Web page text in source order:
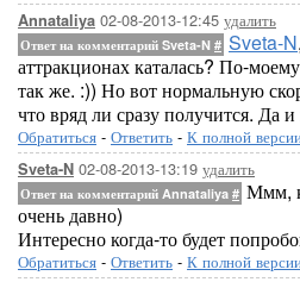
Annataliya 02-08-2013-12:45 удалить
Ответ на комментарий Sveta-N # Sveta-N
аттракционах каталась? По-
так же. :)) Но вот нормальную
что вряд ли сразу получится. Да
Обратиться - Ответить - К полной
Sveta-N 02-08-2013-13:19 удалить
Ответ на комментарий Annataliya # Ммм,
очень давно)
Интересно когда-то будет
Обратиться - Ответить - К полной